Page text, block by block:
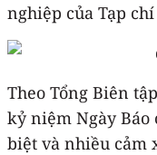
nghiệp của Tạp
Theo Tổng Biên
kỷ niệm Ngày Báo
biệt và nhiều cảm